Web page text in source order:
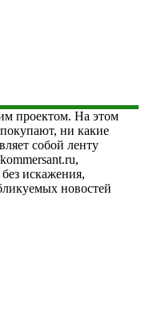
проектом. На этом
ни какие
собой ленту
искажения,
новостей